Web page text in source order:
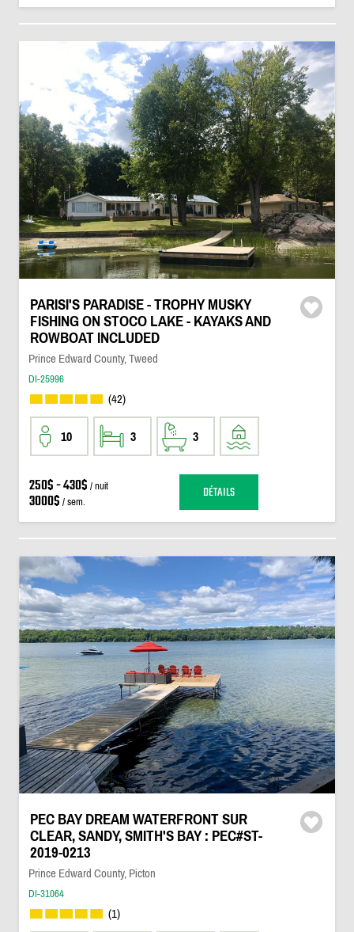
PARISI'S PARADISE - TROPHY MUSKY
FISHING ON STOCO LAKE - KAYAKS AND
ROWBOAT INCLUDED
Prince Edward County, Tweed
DI-25996
(42)
10 3 3
250$ - 430$ / nuit
3000$ / sem. DÉTAILS
PEC BAY DREAM WATERFRONT SUR
CLEAR, SANDY, SMITH'S BAY : PEC#ST-
2019-0213
Prince Edward County, Picton
DI-31064
(1)